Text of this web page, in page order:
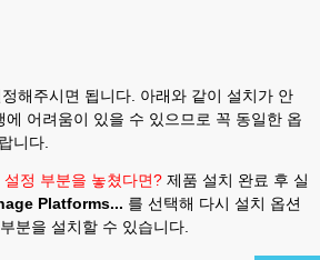
해주시면 됩니다. 아래와 같이 설치가 안
에 어려움이 있을 수 있으므로 꼭 동일한 옵
니다.
정 부분을 놓쳤다면? 제품 설치 완료 후 실
Platforms... 를 선택해 다시 설치 옵션
분을 설치할 수 있습니다.